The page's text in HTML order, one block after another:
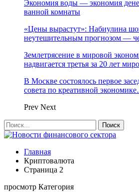
Экономия воды — экономия
ванной комнаты
«Цены вырастут»: Набиулина
неутешительным прогнозом —
Землетрясение в мировой
надвигается третья за 20 лет
В Москве состоялось первое
совета по креативной
Prev Next
Главная
Криптовалюта
Страница 2
просмотр Категория